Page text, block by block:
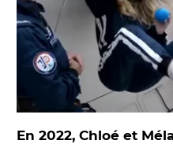
En 2022, Chloé et